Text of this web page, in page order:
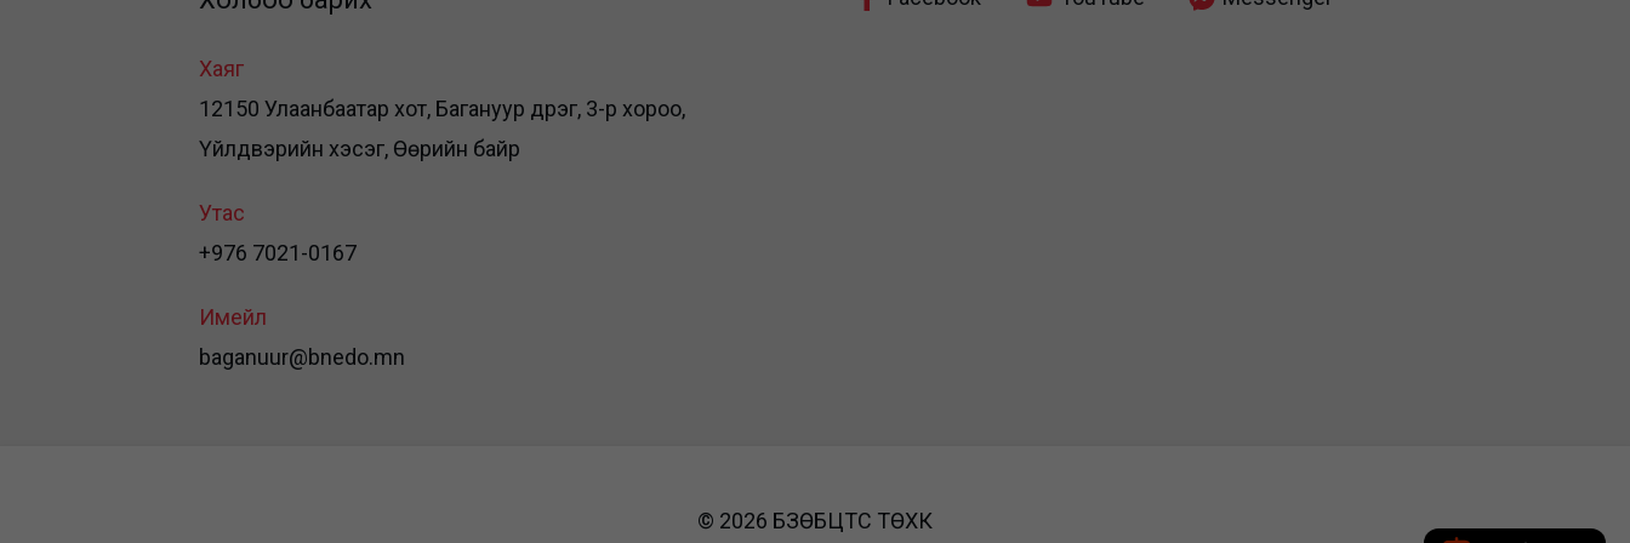
Хаяг
12150 Улаанбаатар хот, Багануур дүүрэг, 3-р хороо,
Үйлдвэрийн хэсэг, Өөрийн байр
Утас
+976 7021-0167
Имейл
baganuur@bnedo.mn
© 2026 БЗӨБЦТС ТӨХК